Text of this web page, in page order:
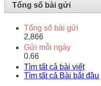
Tổng số bài gửi
Tổng số bài gửi
2,866
Gửi mỗi ngày
0.66
Tìm tất cả bài viết
Tìm tất cả Bài bắt đầu